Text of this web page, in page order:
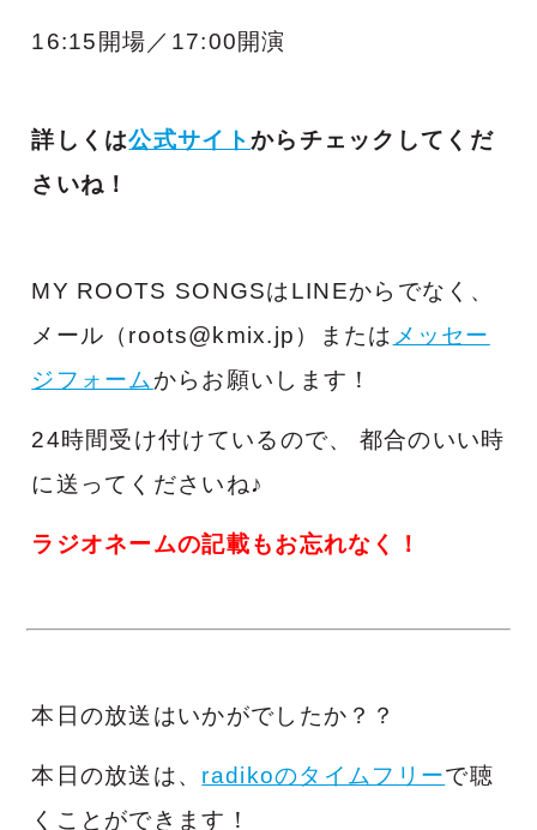
16:15開場／17:00開演
詳しくは公式サイトからチェックしてくだ
さいね！
MY ROOTS SONGSはLINEからでなく、
メール（roots@kmix.jp）または メッセー
ジフォーム からお願いします！
24時間受け付けているので、
都合のいい時
に送ってくださいね♪
ラジオネームの記載もお忘れなく！
本日の放送はいかがでしたか？？
本日の放送は、 radikoのタイムフリーで聴
くことができます！